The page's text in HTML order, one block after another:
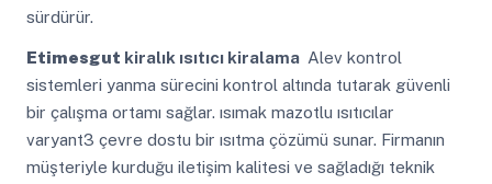
sürdürür.
Etimesgut kiralık ısıtıcı kiralama Alev kontrol
sistemleri yanma sürecini kontrol altında tutarak güvenli
bir çalışma ortamı sağlar. ısımak mazotlu ısıtıcılar
varyant3 çevre dostu bir ısıtma çözümü sunar. Firmanın
müşteriyle kurduğu iletişim kalitesi ve sağladığı teknik